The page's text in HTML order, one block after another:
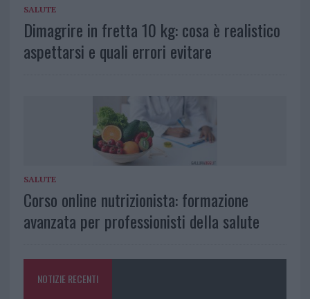
SALUTE
Dimagrire in fretta 10 kg: cosa è realistico
aspettarsi e quali errori evitare
SALUTE
Corso online nutrizionista: formazione
avanzata per professionisti della salute
NOTIZIE RECENTI